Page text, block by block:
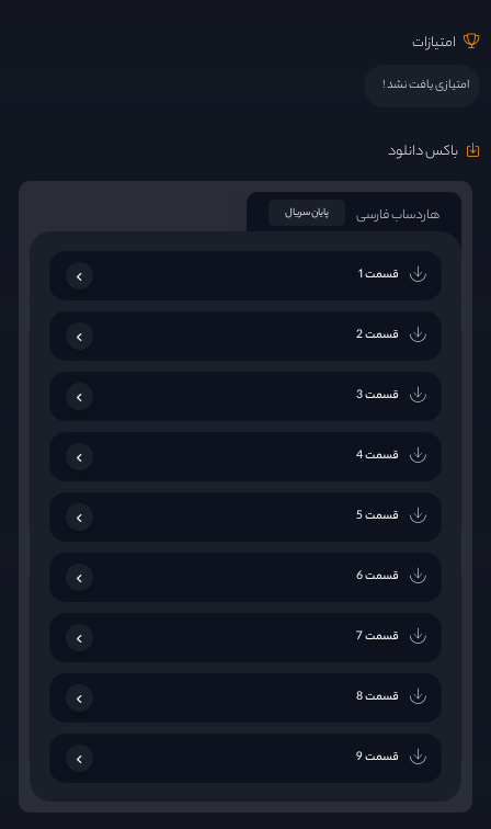
امتیازات
امتیازی یافت نشد !
باکس دانلود
هاردساب فارسی پایان سریال
قسمت 1
قسمت 2
قسمت 3
قسمت 4
قسمت 5
قسمت 6
قسمت 7
قسمت 8
قسمت 9